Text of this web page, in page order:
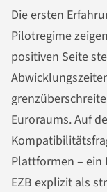
Die ersten
Pilotregime
positiven Seite
Euroraums. Auf
Plattformen –
EZB explizit als